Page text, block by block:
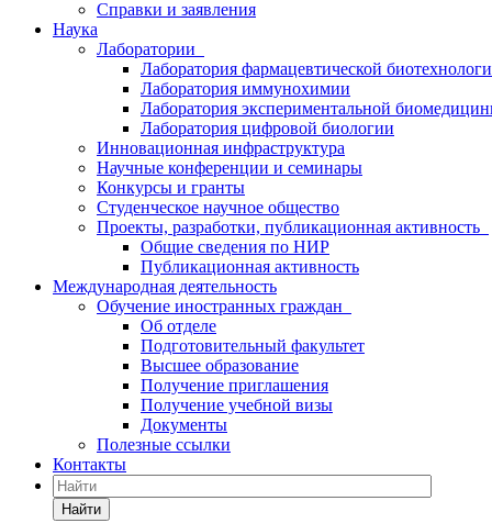
Справки и заявления
Наука
Лаборатории
Лаборатория фармацевтической
Лаборатория иммунохимии
Лаборатория экспериментальной
Лаборатория цифровой биологии
Инновационная инфраструктура
Научные конференции и семинары
Конкурсы и гранты
Студенческое научное общество
Проекты, разработки, публикационная активность
Общие сведения по НИР
Публикационная активность
Международная деятельность
Обучение иностранных граждан
Об отделе
Подготовительный факультет
Высшее образование
Получение приглашения
Получение учебной визы
Документы
Полезные ссылки
Контакты
Найти